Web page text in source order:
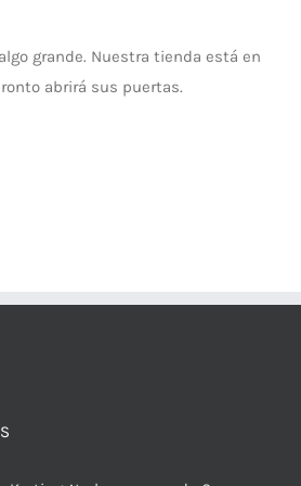
grande. Nuestra tienda está en
abrirá sus puertas.